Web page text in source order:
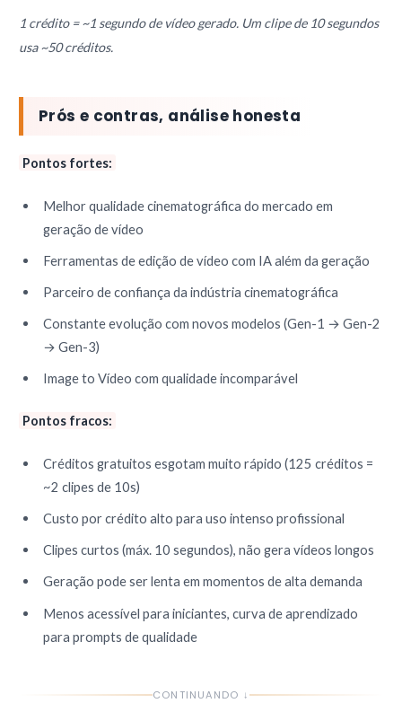
1 crédito = ~1 segundo de vídeo gerado. Um clipe de 10 segundos
usa ~50 créditos.
Prós e contras, análise honesta
Pontos fortes:
Melhor qualidade cinematográfica do mercado em
geração de vídeo
Ferramentas de edição de vídeo com IA além da geração
Parceiro de confiança da indústria cinematográfica
Constante evolução com novos modelos (Gen-1 → Gen-2
→ Gen-3)
Image to Vídeo com qualidade incomparável
Pontos fracos:
Créditos gratuitos esgotam muito rápido (125 créditos =
~2 clipes de 10s)
Custo por crédito alto para uso intenso profissional
Clipes curtos (máx. 10 segundos), não gera vídeos longos
Geração pode ser lenta em momentos de alta demanda
Menos acessível para iniciantes, curva de aprendizado
para prompts de qualidade
CONTINUANDO ↓